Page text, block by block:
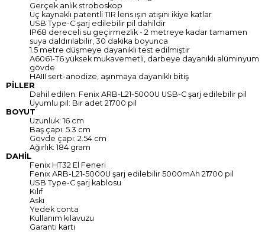
Gerçek anlık stroboskop
Üç kaynaklı patentli TIR lens ışın atışını ikiye katlar
USB Type-C şarj edilebilir pil dahildir
IP68 dereceli su geçirmezlik - 2 metreye kadar tamamen
suya daldırılabilir, 30 dakika boyunca
1.5 metre düşmeye dayanıklı test edilmiştir
A6061-T6 yüksek mukavemetli, darbeye dayanıklı alüminyum
gövde
HAIII sert-anodize, aşınmaya dayanıklı bitiş
PİLLER
Dahil edilen: Fenix ARB-L21-5000U USB-C şarj edilebilir pil
Uyumlu pil: Bir adet 21700 pil
BOYUT
Uzunluk: 16 cm
Baş çapı: 5.3 cm
Gövde çapı: 2.54 cm
Ağırlık: 184 gram
DAHİL
Fenix HT32 El Feneri
Fenix ARB-L21-5000U şarj edilebilir 5000mAh 21700 pil
USB Type-C şarj kablosu
Kılıf
Askı
Yedek conta
Kullanım kılavuzu
Garanti kartı